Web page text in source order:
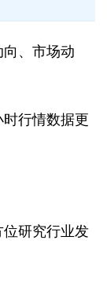
、市场动
行情数据更
研究行业发